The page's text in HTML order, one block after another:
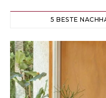
5 BESTE